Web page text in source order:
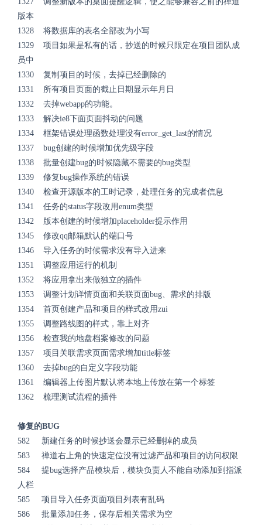
版本
1328 将数据库的表名全部改为小写
1329 项目如果是私有的话，抄送的时候只限定在项目团队成
员中
1330 复制项目的时候，去掉已经删除的
1331 所有项目页面的截止日期显示年月日
1332 去掉webapp的功能。
1333 解决ie8下面页面抖动的问题
1334 框架错误处理函数处理没有error_get_last的情况
1337 bug创建的时候增加优先级字段
1338 批量创建bug的时候隐藏不需要的bug类型
1339 修复bug操作系统的错误
1340 检查开源版本的工时记录，处理任务的完成者信息
1341 任务的status字段改用enum类型
1342 版本创建的时候增加placeholder提示作用
1345 修改qq邮箱默认的端口号
1346 导入任务的时候需求没有导入进来
1351 调整应用运行的机制
1352 将应用拿出来做独立的插件
1353 调整计划详情页面和关联页面bug、需求的排版
1354 首页创建产品和项目的样式改用zui
1355 调整路线图的样式，靠上对齐
1356 检查我的地盘档案修改的问题
1357 项目关联需求页面需求增加title标签
1360 去掉bug的自定义字段功能
1361 编辑器上传图片默认将本地上传放在第一个标签
1362 梳理测试流程的插件
修复的BUG
582 新建任务的时候抄送会显示已经删掉的成员
583 禅道右上角的快速定位没有过滤产品和项目的访问权限
584 提bug选择产品模块后，模块负责人不能自动添加到指派
人栏
585 项目导入任务页面项目列表有乱码
586 批量添加任务，保存后相关需求为空